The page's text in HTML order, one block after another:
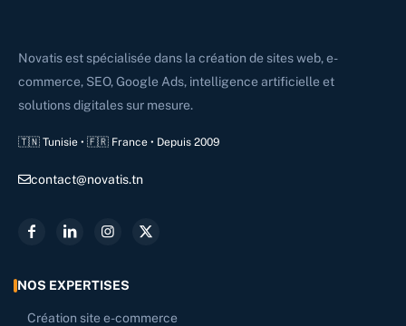
Novatis est spécialisée dans la création de sites web, e-
commerce, SEO, Google Ads, intelligence artificielle et
solutions digitales sur mesure.
🇹🇳 Tunisie • 🇫🇷 France • Depuis 2009
contact@novatis.tn
NOS EXPERTISES
Création site e-commerce